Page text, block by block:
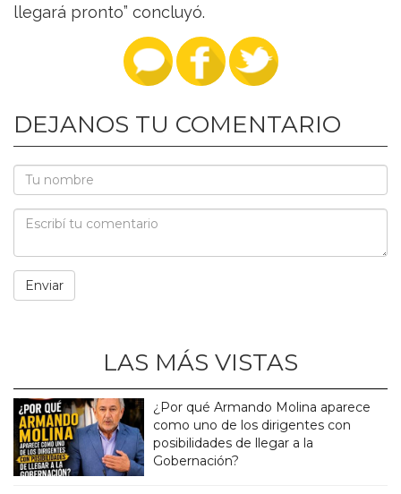
llegará pronto” concluyó.
DEJANOS TU COMENTARIO
LAS MÁS VISTAS
¿Por qué Armando Molina aparece
como uno de los dirigentes con
posibilidades de llegar a la
Gobernación?